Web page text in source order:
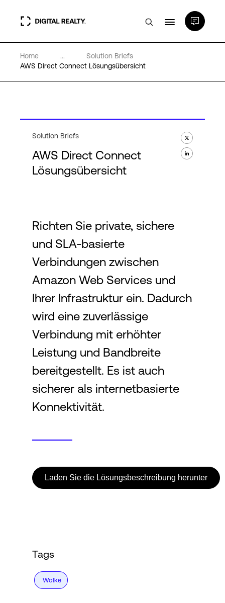
Rechenzentren
Wissenswertes
Language
Login
Home ...
Solution Briefs
AWS Direct Connect Lösungsübersicht
Solution Briefs
AWS Direct Connect
Lösungsübersicht
Richten Sie private, sichere
und SLA-basierte
Verbindungen zwischen
Amazon Web Services und
Ihrer Infrastruktur ein. Dadurch
wird eine zuverlässige
Verbindung mit erhöhter
Leistung und Bandbreite
bereitgestellt. Es ist auch
sicherer als internetbasierte
Konnektivität.
Laden Sie die Lösungsbeschreibung herunter
Tags
Wolke